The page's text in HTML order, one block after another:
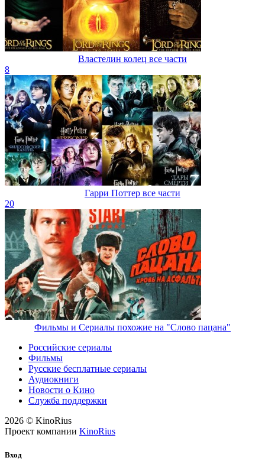
Властелин колец все части
8
Гарри Поттер все части
20
Фильмы и Сериалы похожие на "Слово пацана"
Российские сериалы
Фильмы
Русские бесплатные сериалы
Аудиокниги
Новости о Кино
Служба поддержки
2026 © KinoRius
Проект компании KinoRius
Вход